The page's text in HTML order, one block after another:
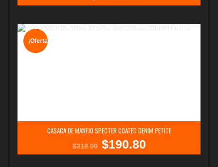
¡Oferta!
CASACA DE MANEJO SPECTER COATED DENIM PETITE
$318.00
El
$190.80El